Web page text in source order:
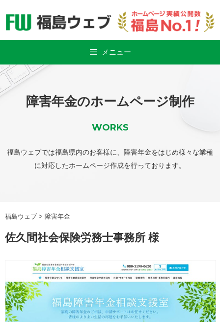
メニュー
障害年金のホームページ制作
WORKS
福島ウェブでは福島県内のお客様に、障害年金をはじめ様々な業種
に対応したホームページ作成を行っております。
福島ウェブ > 障害年金
佐久間社会保険労務士事務所 様